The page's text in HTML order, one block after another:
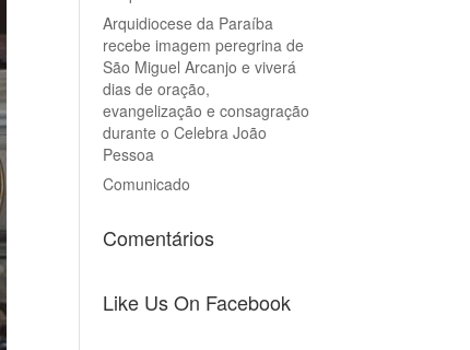
Arquidiocese da Paraíba
recebe imagem peregrina de
São Miguel Arcanjo e viverá
dias de oração,
evangelização e consagração
durante o Celebra João
Pessoa
Comunicado
Comentários
Like Us On Facebook